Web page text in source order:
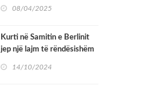
08/04/2025
Kurti në Samitin e Berlinit
jep një lajm të rëndësishëm
14/10/2024